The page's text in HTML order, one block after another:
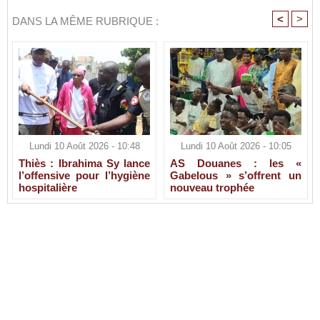
DANS LA MÊME RUBRIQUE : < >
Lundi 10 Août 2026 - 10:48
Thiès : Ibrahima Sy lance
l’offensive pour l’hygiène
hospitalière
Lundi 10 Août 2026 - 10:05
AS Douanes : les «
Gabelous » s’offrent un
nouveau trophée